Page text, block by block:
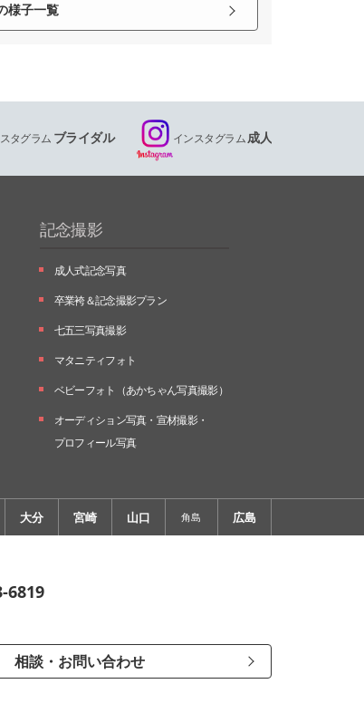
様子一覧
タグラム ブライダル インスタグラム成人
記念撮影
成人式記念写真
卒業袴＆記念撮影プラン
七五三写真撮影
マタニティフォト
ベビーフォト （あかちゃん写真撮影）
オーディション写真・ 宣材撮影・
プロフィール写真
大分 宮崎 山口 角島 広島
6819
相談・お問い合わせ